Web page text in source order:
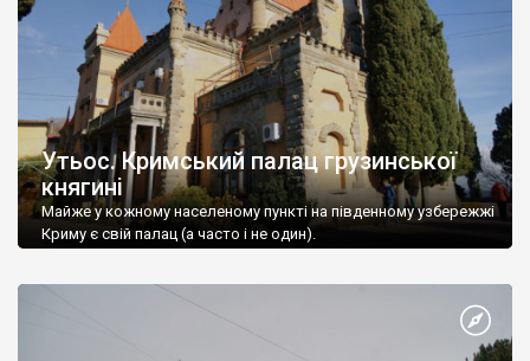
Утьос. Кримський палац грузинської
княгині
Майже у кожному населеному пункті на південному узбережжі
Криму є свій палац (а часто і не один).